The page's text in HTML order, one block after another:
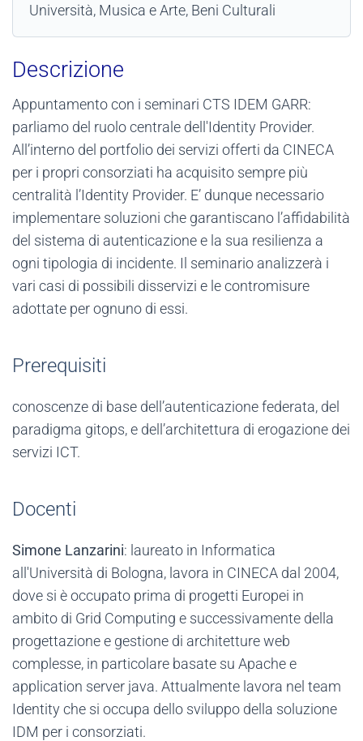
Università, Musica e Arte, Beni Culturali
Descrizione
Appuntamento con i seminari CTS IDEM GARR:
parliamo del ruolo centrale dell'Identity Provider.
All’interno del portfolio dei servizi offerti da CINECA
per i propri consorziati ha acquisito sempre più
centralità l’Identity Provider. E’ dunque necessario
implementare soluzioni che garantiscano l’affidabilità
del sistema di autenticazione e la sua resilienza a
ogni tipologia di incidente. Il seminario analizzerà i
vari casi di possibili disservizi e le contromisure
adottate per ognuno di essi.
Prerequisiti
conoscenze di base dell’autenticazione federata, del
paradigma gitops, e dell’architettura di erogazione dei
servizi ICT.
Docenti
Simone Lanzarini: laureato in Informatica
all'Università di Bologna, lavora in CINECA dal 2004,
dove si è occupato prima di progetti Europei in
ambito di Grid Computing e successivamente della
progettazione e gestione di architetture web
complesse, in particolare basate su Apache e
application server java. Attualmente lavora nel team
Identity che si occupa dello sviluppo della soluzione
IDM per i consorziati.